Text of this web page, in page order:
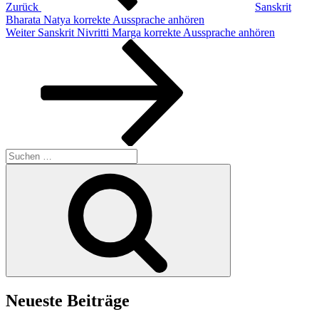
Zurück
Sanskrit
Bharata Natya korrekte Aussprache anhören
Nächster
Weiter Sanskrit Nivritti Marga korrekte Aussprache anhören
Suchen
nach:
Neueste Beiträge